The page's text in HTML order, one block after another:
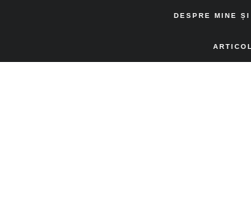
DESPRE MINE